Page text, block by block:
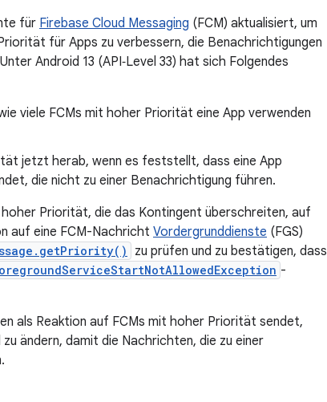
für Firebase Cloud Messaging (FCM) aktualisiert, um
für Apps zu verbessern, die Benachrichtigungen
Android 13 (API‑Level 33) hat sich Folgendes
viele FCMs mit hoher Priorität eine App verwenden
jetzt herab, wenn es feststellt, dass eine App
die nicht zu einer Benachrichtigung führen.
Priorität, die das Kontingent überschreiten, auf
auf eine FCM-Nachricht Vordergrunddienste (FGS)
zu prüfen und zu bestätigen, dass
-
als Reaktion auf FCMs mit hoher Priorität sendet,
zu ändern, damit die Nachrichten, die zu einer